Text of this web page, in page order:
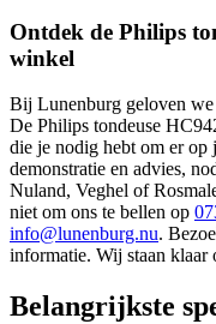
Ontdek de Philips
winkel
Bij Lunenburg geloven we
De Philips tondeuse
die je nodig hebt om er op
demonstratie en advies,
Nuland, Veghel of
niet om ons te bellen op
info@lunenburg.nu.
informatie. Wij staan klaar
Belangrijkste